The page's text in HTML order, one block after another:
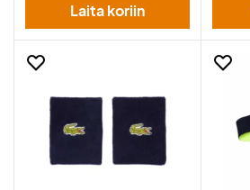
Laita koriin